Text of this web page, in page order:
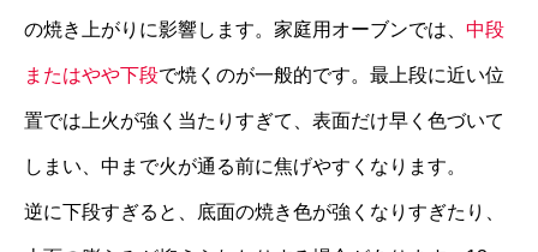
の焼き上がりに影響します。家庭用オーブンでは、 中段
またはやや下段で焼くのが一般的です。最上段に近い位
置では上火が強く当たりすぎて、表面だけ早く色づいて
しまい、中まで火が通る前に焦げやすくなります。
逆に下段すぎると、底面の焼き色が強くなりすぎたり、